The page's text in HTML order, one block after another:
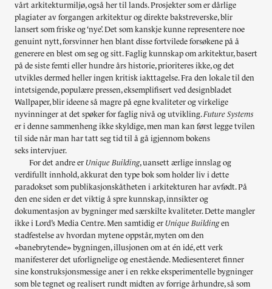
vårt arkitekturmiljø, også her til lands. Prosjekter som er dårlige
plagiater av forgangen arkitektur og direkte bakstreverske, blir
lansert som friske og ‘nye’. Det som kanskje kunne representere noe
genuint nytt, forsvinner hen blant disse fortvilede forsøkene på å
generere en blest om seg og sitt. Faglig kunnskap om arkitektur, basert
på de siste femti eller hundre års historie, prioriteres ikke, og det
utvikles dermed heller ingen kritisk iakttagelse. Fra den lokale til den
intetsigende, populære pressen, eksemplifisert ved designbladet
Wallpaper, blir ideene så magre på egne kvaliteter og virkelige
nyvinninger at det spøker for faglig nivå og utvikling.Future Systems
er i denne sammenheng ikke skyldige, men man kan først legge tvilen
til side når man har tatt seg tid til å gå igjennom bokens
seks intervjuer.
For det andre er Unique Building, uansett ærlige innslag og
verdifullt innhold, akkurat den type bok som holder liv i dette
paradokset som publikasjonskåtheten i arkitekturen har avfødt. På
den ene siden er det viktig å spre kunnskap, innsikter og
dokumentasjon av bygninger med særskilte kvaliteter. Dette mangler
ikke i Lord’s Media Centre. Men samtidig er Unique Buildingen
stadfestelse av hvordan mytene oppstår, myten om den
«banebrytende» bygningen, illusjonen om at én idé, ett verk
manifesterer det uforlignelige og enestående. Mediesenteret finner
sine konstruksjonsmessige aner i en rekke eksperimentelle bygninger
som ble tegnet og realisert rundt midten av forrige århundre, så som